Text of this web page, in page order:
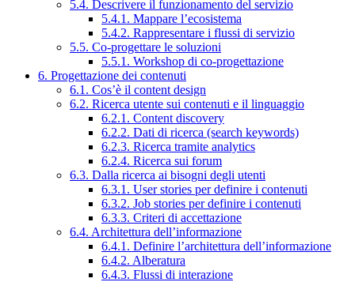
5.4. Descrivere il funzionamento del servizio
5.4.1. Mappare l’ecosistema
5.4.2. Rappresentare i flussi di servizio
5.5. Co-progettare le soluzioni
5.5.1. Workshop di co-progettazione
6. Progettazione dei contenuti
6.1. Cos’è il content design
6.2. Ricerca utente sui contenuti e il linguaggio
6.2.1. Content discovery
6.2.2. Dati di ricerca (search keywords)
6.2.3. Ricerca tramite analytics
6.2.4. Ricerca sui forum
6.3. Dalla ricerca ai bisogni degli utenti
6.3.1. User stories per definire i contenuti
6.3.2. Job stories per definire i contenuti
6.3.3. Criteri di accettazione
6.4. Architettura dell’informazione
6.4.1. Definire l’architettura dell’informazione
6.4.2. Alberatura
6.4.3. Flussi di interazione